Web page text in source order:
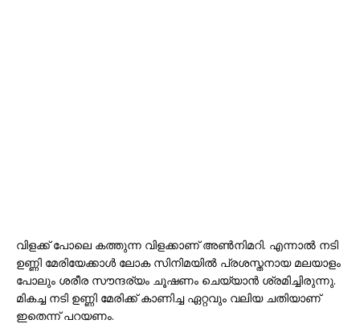
വിളക്ക് പോലെ കത്തുന്ന വിളക്കാണ് അൺനിമറി. എന്നാൽ നടി
ഉണ്ണി മേരിയേക്കാൾ ലോക സിനിമയിൽ പ്രശസ്തനായ മലയാളം
പോലും ശരീര സൗന്ദര്യം ചൂഷണം ചെയ്യാൻ ശ്രമിച്ചിരുന്നു.
മികച്ച നടി ഉണ്ണി മേരിക്ക് കാണിച്ച ഏറ്റവും വലിയ ചതിയാണ്
ഇതെന്ന് പറയണം.